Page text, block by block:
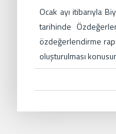
Ocak ayı itibarıyla
tarihinde
özdeğerlendirme
oluşturulması